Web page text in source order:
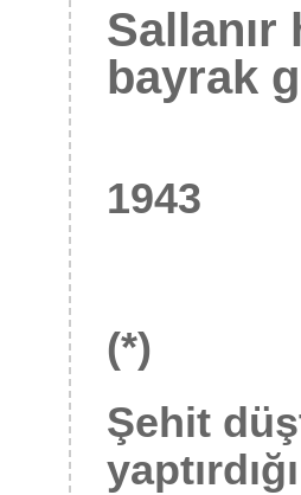
Sallanır
bayrak
1943
(*)
Şehit
yaptırdığı